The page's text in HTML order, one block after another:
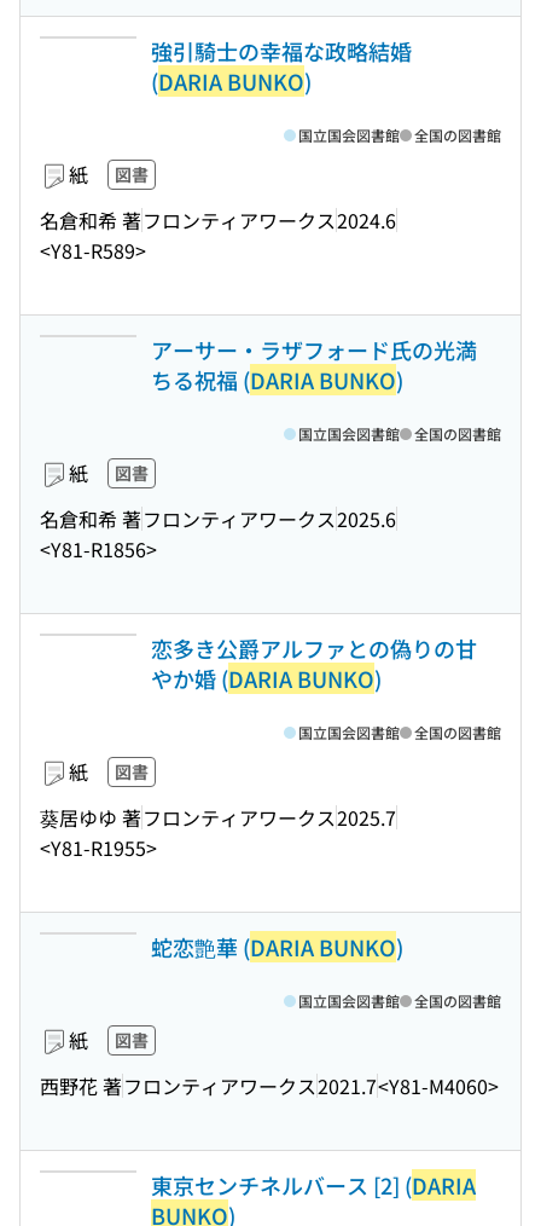
強引騎士の幸福な政略結婚
(DARIA BUNKO)
紙 図書
名倉和希 著フロンティアワークス2024.6
<Y81-R589>
国立国会図書館 全国の図書館
アーサー・ラザフォード氏の光満
ちる祝福 (DARIA BUNKO)
紙 図書
名倉和希 著フロンティアワークス2025.6
<Y81-R1856>
国立国会図書館 全国の図書館
恋多き公爵アルファとの偽りの甘
やか婚 (DARIA BUNKO)
紙 図書
葵居ゆゆ 著フロンティアワークス2025.7
<Y81-R1955>
国立国会図書館 全国の図書館
蛇恋艶華 (DARIA BUNKO)
紙 図書
西野花 著フロンティアワークス2021.7<Y81-M4060>
国立国会図書館 全国の図書館
東京センチネルバース [2] (DARIA
BUNKO)